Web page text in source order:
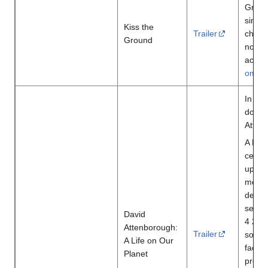
Kiss the
Ground
Trailer
now
om
David
Attenborough:
A Life on Our
Planet
Trailer
In
A
upon
seen.
4
some